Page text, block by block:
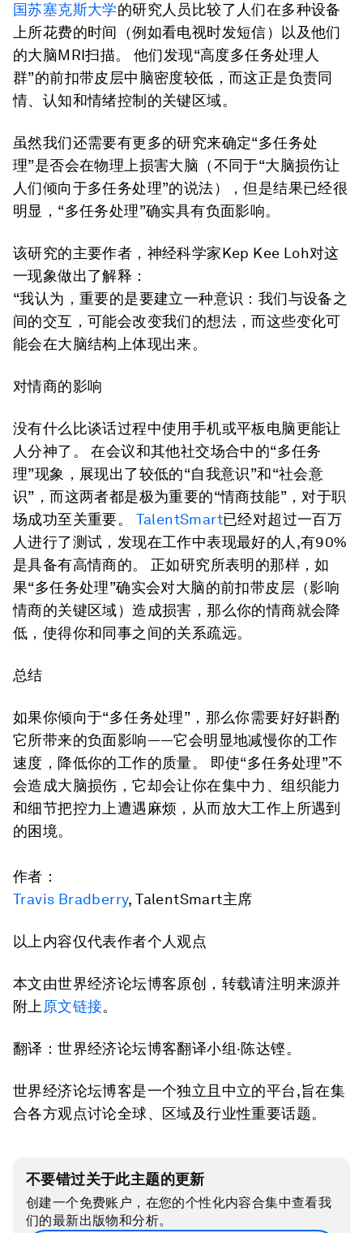
国苏塞克斯大学的研究人员比较了人们在多种设备
上所花费的时间（例如看电视时发短信）以及他们
的大脑MRI扫描。 他们发现“高度多任务处理人
群”的前扣带皮层中脑密度较低，而这正是负责同
情、认知和情绪控制的关键区域。
虽然我们还需要有更多的研究来确定“多任务处
理”是否会在物理上损害大脑（不同于“大脑损伤让
人们倾向于多任务处理”的说法），但是结果已经很
明显，“多任务处理”确实具有负面影响。
该研究的主要作者，神经科学家Kep Kee Loh对这
一现象做出了解释：
“我认为，重要的是要建立一种意识：我们与设备之
间的交互，可能会改变我们的想法，而这些变化可
能会在大脑结构上体现出来。
对情商的影响
没有什么比谈话过程中使用手机或平板电脑更能让
人分神了。 在会议和其他社交场合中的“多任务
理”现象，展现出了较低的“自我意识”和“社会意
识”，而这两者都是极为重要的“情商技能”，对于职
场成功至关重要。 TalentSmart已经对超过一百万
人进行了测试，发现在工作中表现最好的人,有90%
是具备有高情商的。 正如研究所表明的那样，如
果“多任务处理”确实会对大脑的前扣带皮层（影响
情商的关键区域）造成损害，那么你的情商就会降
低，使得你和同事之间的关系疏远。
总结
如果你倾向于“多任务处理”，那么你需要好好斟酌
它所带来的负面影响——它会明显地减慢你的工作
速度，降低你的工作的质量。 即使“多任务处理”不
会造成大脑损伤，它却会让你在集中力、组织能力
和细节把控力上遭遇麻烦，从而放大工作上所遇到
的困境。
作者：
Travis Bradberry, TalentSmart主席
以上内容仅代表作者个人观点
本文由世界经济论坛博客原创，转载请注明来源并
附上 原文链接。
翻译：世界经济论坛博客翻译小组·陈达铿。
世界经济论坛博客是一个独立且中立的平台,旨在集
合各方观点讨论全球、区域及行业性重要话题。
不要错过关于此主题的更新
创建一个免费账户，在您的个性化内容合集中查看我
们的最新出版物和分析。